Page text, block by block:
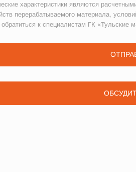
характеристики являются
перерабатываемого материала,
к специалистам ГК «Тульские